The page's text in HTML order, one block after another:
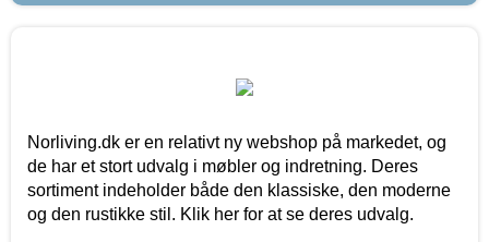
Norliving.dk er en relativt ny webshop på markedet, og
de har et stort udvalg i møbler og indretning. Deres
sortiment indeholder både den klassiske, den moderne
og den rustikke stil. Klik her for at se deres udvalg.